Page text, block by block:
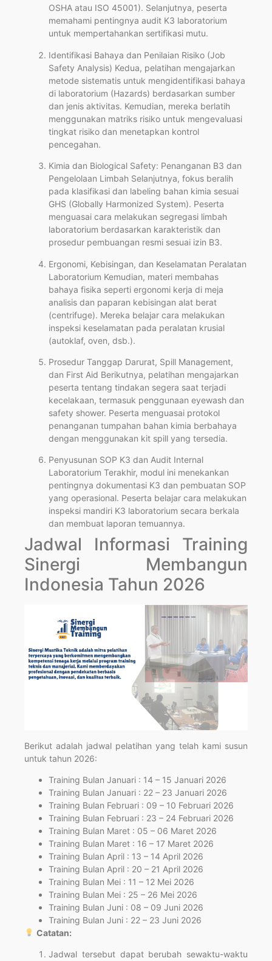
OSHA atau ISO 45001). Selanjutnya, peserta
memahami pentingnya audit K3 laboratorium
untuk mempertahankan sertifikasi mutu.
Identifikasi Bahaya dan Penilaian Risiko (Job
Safety Analysis) Kedua, pelatihan mengajarkan
metode sistematis untuk mengidentifikasi bahaya
di laboratorium (Hazards) berdasarkan sumber
dan jenis aktivitas. Kemudian, mereka berlatih
menggunakan matriks risiko untuk mengevaluasi
tingkat risiko dan menetapkan kontrol
pencegahan.
Kimia dan Biological Safety: Penanganan B3 dan
Pengelolaan Limbah Selanjutnya, fokus beralih
pada klasifikasi dan labeling bahan kimia sesuai
GHS (Globally Harmonized System). Peserta
menguasai cara melakukan segregasi limbah
laboratorium berdasarkan karakteristik dan
prosedur pembuangan resmi sesuai izin B3.
Ergonomi, Kebisingan, dan Keselamatan Peralatan
Laboratorium Kemudian, materi membahas
bahaya fisika seperti ergonomi kerja di meja
analisis dan paparan kebisingan alat berat
(centrifuge). Mereka belajar cara melakukan
inspeksi keselamatan pada peralatan krusial
(autoklaf, oven, dsb.).
Prosedur Tanggap Darurat, Spill Management,
dan First Aid Berikutnya, pelatihan mengajarkan
peserta tentang tindakan segera saat terjadi
kecelakaan, termasuk penggunaan eyewash dan
safety shower. Peserta menguasai protokol
penanganan tumpahan bahan kimia berbahaya
dengan menggunakan kit spill yang tersedia.
Penyusunan SOP K3 dan Audit Internal
Laboratorium Terakhir, modul ini menekankan
pentingnya dokumentasi K3 dan pembuatan SOP
yang operasional. Peserta belajar cara melakukan
inspeksi mandiri K3 laboratorium secara berkala
dan membuat laporan temuannya.
Jadwal Informasi Training
Sinergi Membangun
Indonesia Tahun 2026
Berikut adalah jadwal pelatihan yang telah kami susun
untuk tahun 2026:
Training Bulan Januari : 14 – 15 Januari 2026
Training Bulan Januari : 22 – 23 Januari 2026
Training Bulan Februari : 09 – 10 Februari 2026
Training Bulan Februari : 23 – 24 Februari 2026
Training Bulan Maret : 05 – 06 Maret 2026
Training Bulan Maret : 16 – 17 Maret 2026
Training Bulan April : 13 – 14 April 2026
Training Bulan April : 20 – 21 April 2026
Training Bulan Mei : 11 – 12 Mei 2026
Training Bulan Mei : 25 – 26 Mei 2026
Training Bulan Juni : 08 – 09 Juni 2026
Training Bulan Juni : 22 – 23 Juni 2026
Catatan:
Jadwal tersebut dapat berubah sewaktu-waktu